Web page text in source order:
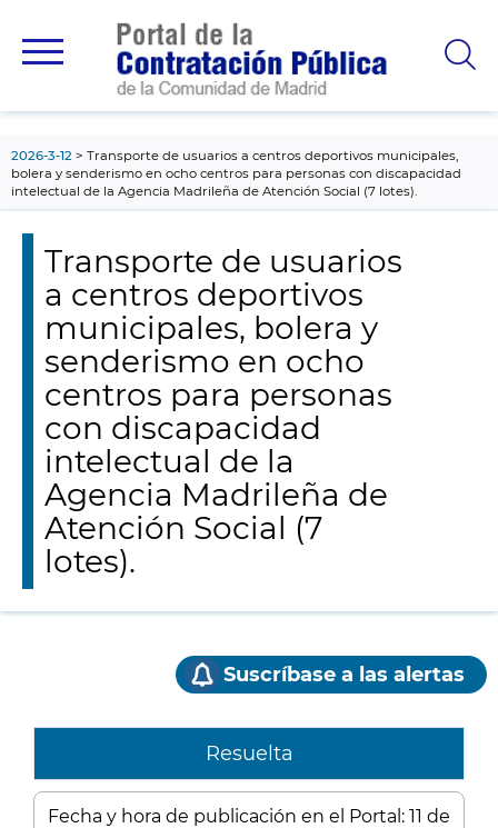
principal
2026-3-12
Transporte de usuarios a centros deportivos municipales,
bolera y senderismo en ocho centros para personas con discapacidad
intelectual de la Agencia Madrileña de Atención Social (7 lotes).
Transporte de usuarios
a centros deportivos
municipales, bolera y
senderismo en ocho
centros para personas
con discapacidad
intelectual de la
Agencia Madrileña de
Atención Social (7
lotes).
Suscríbase a las alertas
Resuelta
Fecha y hora de publicación en el Portal: 11 de